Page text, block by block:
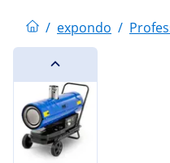
/ expondo /